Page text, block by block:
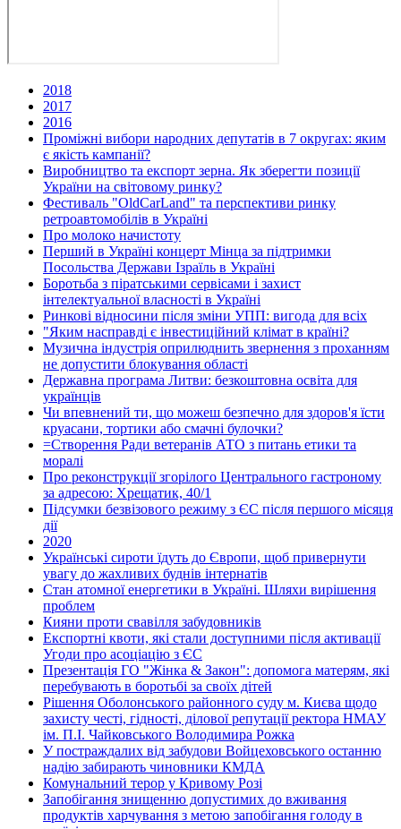
2018
2017
2016
Проміжні вибори народних депутатів в 7 округах: яким
є якість кампанії?
Виробництво та експорт зерна. Як зберегти позиції
України на світовому ринку?
Фестиваль "OldCarLand" та перспективи ринку
ретроавтомобілів в Україні
Про молоко начистоту
Перший в Україні концерт Мінца за підтримки
Посольства Держави Ізраїль в Україні
Боротьба з піратськими сервісами і захист
інтелектуальної власності в Україні
Ринкові відносини після зміни УПП: вигода для всіх
"Яким насправді є інвестиційний клімат в країні?
Музична індустрія оприлюднить звернення з проханням
не допустити блокування області
Державна програма Литви: безкоштовна освіта для
українців
Чи впевнений ти, що можеш безпечно для здоров'я їсти
круасани, тортики або смачні булочки?
=Створення Ради ветеранів АТО з питань етики та
моралі
Про реконструкції згорілого Центрального гастроному
за адресою: Хрещатик, 40/1
Підсумки безвізового режиму з ЄС після першого місяця
дії
2020
Українські сироти їдуть до Європи, щоб привернути
увагу до жахливих буднів інтернатів
Стан атомної енергетики в Україні. Шляхи вирішення
проблем
Кияни проти свавілля забудовників
Експортні квоти, які стали доступними після активації
Угоди про асоціацію з ЄС
Презентація ГО "Жінка & Закон": допомога матерям, які
перебувають в боротьбі за своїх дітей
Рішення Оболонського районного суду м. Києва щодо
захисту честі, гідності, ділової репутації ректора НМАУ
ім. П.І. Чайковського Володимира Рожка
У постраждалих від забудови Войцеховського останню
надію забирають чиновники КМДА
Комунальний терор у Кривому Розі
Запобігання знищенню допустимих до вживання
продуктів харчування з метою запобігання голоду в